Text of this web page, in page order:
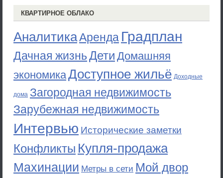
КВАРТИРНОЕ ОБЛАКО
АналитикаАренда Градплан
Дачная жизньДети Домашняя
экономикаДоступное жильё Доходные
дома Загородная недвижимость
Зарубежная недвижимость
Интервью Исторические заметки
Конфликты Купля-продажа
Махинации Метры в сети Мой двор